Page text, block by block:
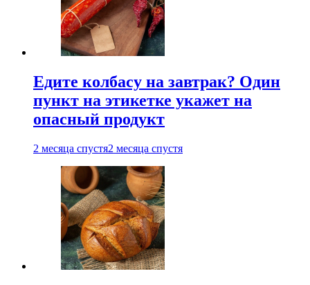
Едите колбасу на завтрак? Один
пункт на этикетке укажет на
опасный продукт
2 месяца спустя2 месяца спустя